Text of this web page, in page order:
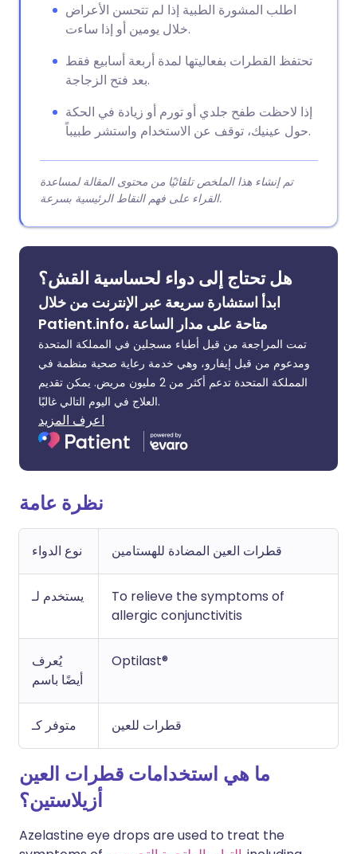
اطلب المشورة الطبية إذا لم تتحسن الأعراض
خلال يومين أو إذا ساءت.
تحتفظ القطرات بفعاليتها لمدة أربعة أسابيع فقط
بعد فتح الزجاجة.
إذا لاحظت طفح جلدي أو تورم أو زيادة في الحكة
حول عينيك، توقف عن الاستخدام واستشر طبيباً.
تم إنشاء هذا الملخص تلقائيًا من محتوى المقالة لمساعدة
القراء على فهم النقاط الرئيسية بسرعة.
هل تحتاج إلى دواء لحساسية القش؟
ابدأ استشارة سريعة عبر الإنترنت من خلال
Patient.info، متاحة على مدار الساعة
تمت المراجعة من قبل أطباء مسجلين في المملكة المتحدة
ومدعوم من قبل إيفارو، وهي خدمة رعاية صحية منظمة في
المملكة المتحدة تدعم أكثر من 2 مليون مريض. يمكن تقديم
العلاج في اليوم التالي غالبًا.
اعرف المزيد
نظرة عامة
نوع الدواء قطرات العين المضادة للهستامين
يستخدم لـ
To relieve the symptoms of
allergic conjunctivitis
يُعرف
أيضًا باسم
Optilast®
متوفر كـ قطرات للعين
ما هي استخدامات قطرات العين
أزيلاستين؟
Azelastine eye drops are used to treat the